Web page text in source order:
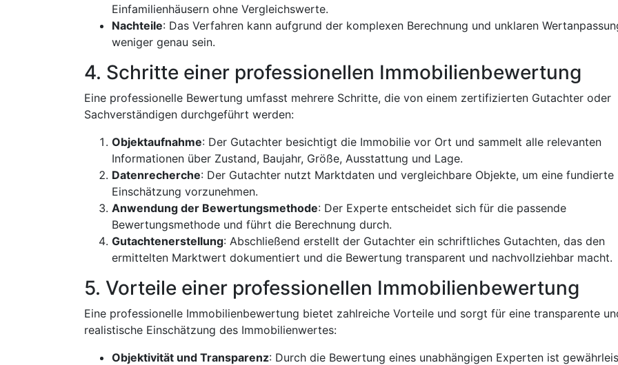
Einfamilienhäusern ohne Vergleichswerte.
Nachteile: Das Verfahren kann aufgrund der komplexen Berechnung und unklaren
weniger genau sein.
4. Schritte einer professionellen Immobilienbewertung
Eine professionelle Bewertung umfasst mehrere Schritte, die von einem zertifizierten Gutachter oder
Sachverständigen durchgeführt werden:
Objektaufnahme: Der Gutachter besichtigt die Immobilie vor Ort und sammelt alle relevanten
Informationen über Zustand, Baujahr, Größe, Ausstattung und Lage.
Datenrecherche: Der Gutachter nutzt Marktdaten und vergleichbare Objekte, um eine fundierte
Einschätzung vorzunehmen.
Anwendung der Bewertungsmethode: Der Experte entscheidet sich für die passende
Bewertungsmethode und führt die Berechnung durch.
Gutachtenerstellung: Abschließend erstellt der Gutachter ein schriftliches Gutachten, das den
ermittelten Marktwert dokumentiert und die Bewertung transparent und nachvollziehbar macht.
5. Vorteile einer professionellen Immobilienbewertung
Eine professionelle Immobilienbewertung bietet zahlreiche Vorteile und sorgt für eine transparente
realistische Einschätzung des Immobilienwertes:
Objektivität und Transparenz: Durch die Bewertung eines unabhängigen Experten ist